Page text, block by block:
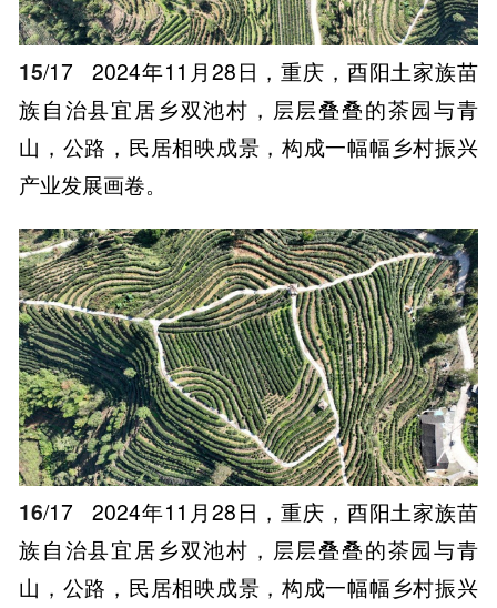
15/17
2024年11月28日，重庆，酉阳土家族苗
族自治县宜居乡双池村，层层叠叠的茶园与青
山，公路，民居相映成景，构成一幅幅乡村振兴
产业发展画卷。
16/17
2024年11月28日，重庆，酉阳土家族苗
族自治县宜居乡双池村，层层叠叠的茶园与青
山，公路，民居相映成景，构成一幅幅乡村振兴